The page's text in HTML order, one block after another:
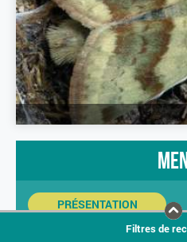
PRÉSENTATION
INDICATEURS SINP
Filtres de